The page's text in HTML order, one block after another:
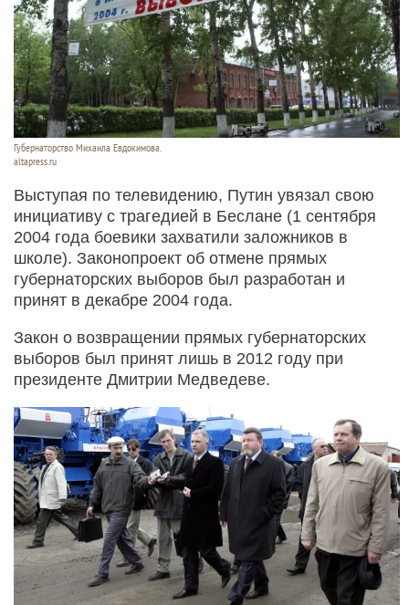
Губернаторство Михаила Евдокимова.
altapress.ru
Выступая по телевидению, Путин увязал свою
инициативу с трагедией в Беслане (1 сентября
2004 года боевики захватили заложников в
школе). Законопроект об отмене прямых
губернаторских выборов был разработан и
принят в декабре 2004 года.
Закон о возвращении прямых губернаторских
выборов был принят лишь в 2012 году при
президенте Дмитрии Медведеве.